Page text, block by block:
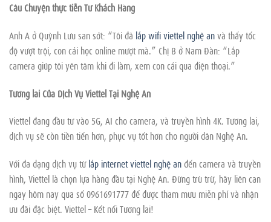
Câu Chuyện thực tiễn Từ Khách Hàng
Anh A ở Quỳnh Lưu san sớt: “Tôi đã lắp wifi viettel nghệ anvà thấy tốc
độ vượt trội, con cái học online mượt mà.” Chị B ở Nam Đàn: “Lắp
camera giúp tôi yên tâm khi đi làm, xem con cái qua điện thoại.”
Tương lai Của Dịch Vụ Viettel Tại Nghệ An
Viettel đang đầu tư vào 5G, AI cho camera, và truyền hình 4K. Tương lai,
dịch vụ sẽ còn tiền tiến hơn, phục vụ tốt hơn cho người dân Nghệ An.
Với đa dạng dịch vụ từlắp internet viettel nghệ anđến camera và truyền
hình, Viettel là chọn lựa hàng đầu tại Nghệ An. Đừng trù trừ, hãy liên can
ngay hôm nay qua số 0961691777 để được tham mưu miễn phí và nhận
ưu đãi đặc biệt. Viettel – Kết nối Tương lai!